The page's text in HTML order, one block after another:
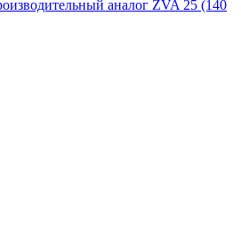
аналог ZVA 25 (140